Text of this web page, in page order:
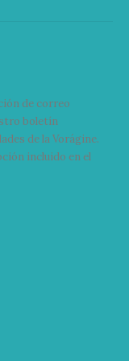
de correo
boletín
de la Vorágine.
incluido en el